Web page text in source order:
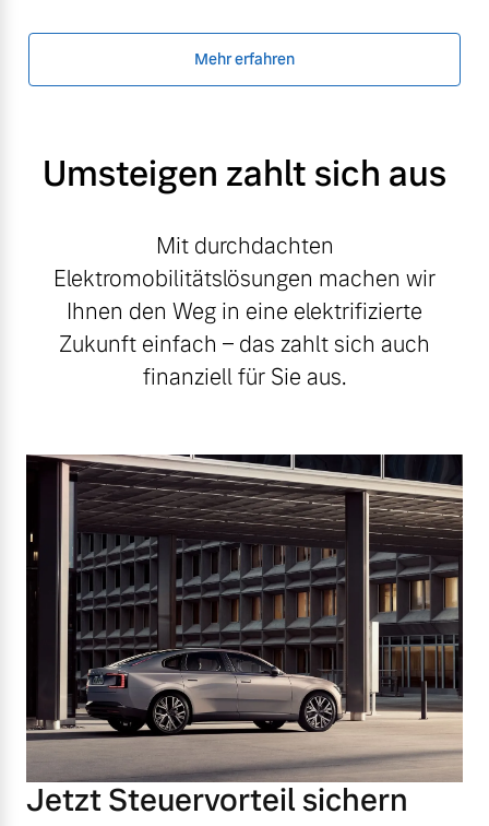
Mehr erfahren
Umsteigen zahlt sich aus
Mit durchdachten
Elektromobilitätslösungen machen wir
Ihnen den Weg in eine elektrifizierte
Zukunft einfach – das zahlt sich auch
finanziell für Sie aus.
Jetzt Steuervorteil sichern